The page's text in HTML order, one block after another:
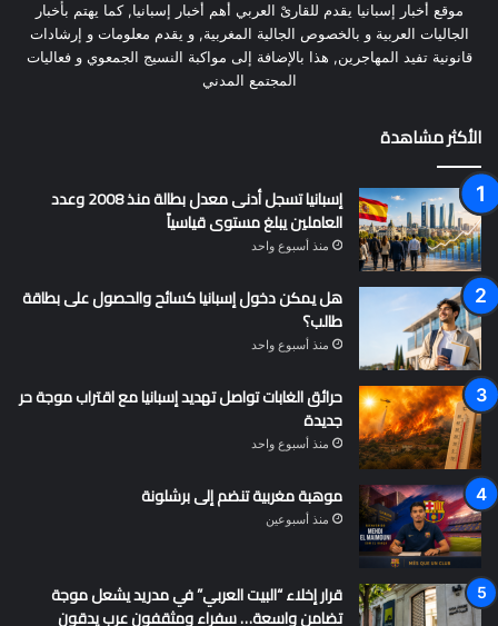
موقع أخبار إسبانيا يقدم للقارىْ العربي أهم أخبار إسبانيا, كما يهتم بأخبار
الجاليات العربية و بالخصوص الجالية المغربية, و يقدم معلومات و إرشادات
قانونية تفيد المهاجرين, هذا بالإضافة إلى مواكبة النسيج الجمعوي و فعاليات
المجتمع المدني
الأكثر مشاهدة
إسبانيا تسجل أدنى معدل بطالة منذ 2008 وعدد
العاملين يبلغ مستوى قياسياً
منذ أسبوع واحد
هل يمكن دخول إسبانيا كسائح والحصول على بطاقة
طالب؟
منذ أسبوع واحد
حرائق الغابات تواصل تهديد إسبانيا مع اقتراب موجة حر
جديدة
منذ أسبوع واحد
موهبة مغربية تنضم إلى برشلونة
منذ أسبوعين
قرار إخلاء “البيت العربي” في مدريد يشعل موجة
تضامن واسعة… سفراء ومثقفون عرب يدقون